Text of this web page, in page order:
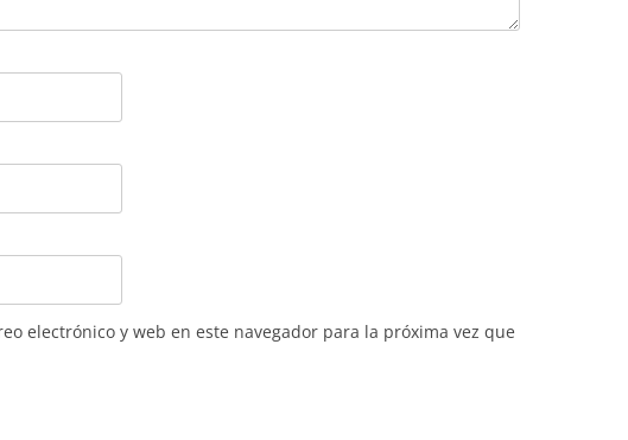
electrónico y web en este navegador para la próxima vez que